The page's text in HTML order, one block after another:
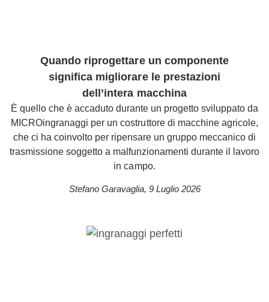
Quando riprogettare un componente
significa migliorare le prestazioni
dell’intera macchina
È quello che è accaduto durante un progetto sviluppato da
MICROingranaggi per un costruttore di macchine agricole,
che ci ha coinvolto per ripensare un gruppo meccanico di
trasmissione soggetto a malfunzionamenti durante il lavoro
in campo.
Stefano Garavaglia, 9 Luglio 2026